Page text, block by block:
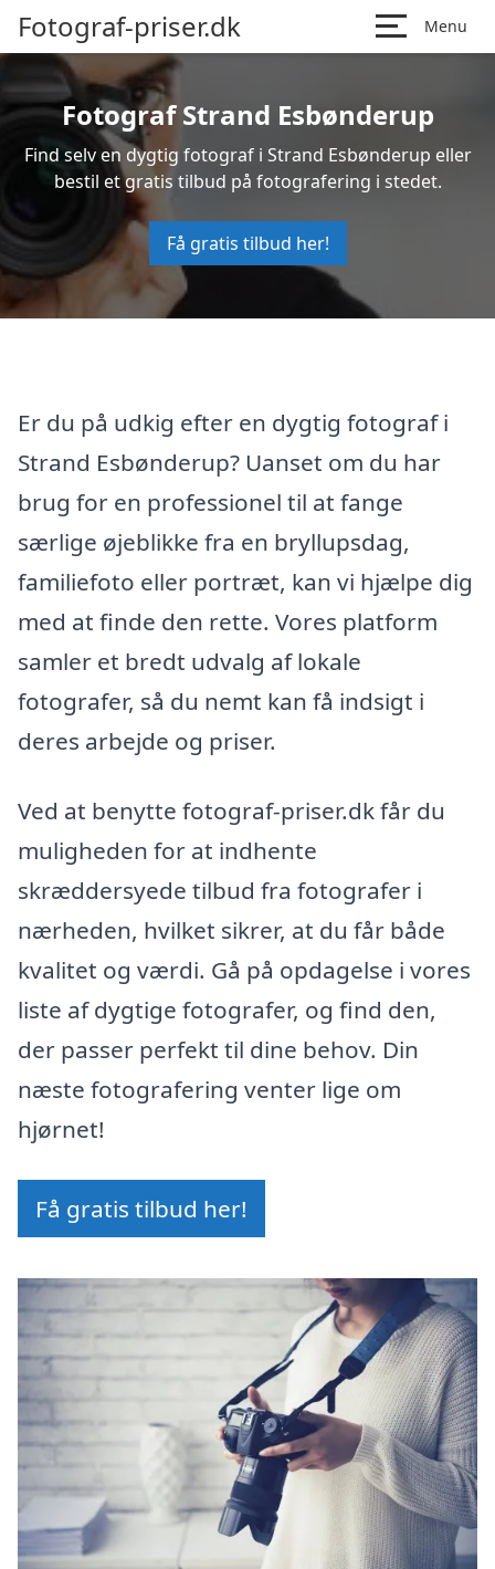
Fotograf-priser.dk Menu
Fotograf Strand Esbønderup
Find selv en dygtig fotograf i Strand Esbønderup eller
bestil et gratis tilbud på fotografering i stedet.
Få gratis tilbud her!
Er du på udkig efter en dygtig fotograf i
Strand Esbønderup? Uanset om du har
brug for en professionel til at fange
særlige øjeblikke fra en bryllupsdag,
familiefoto eller portræt, kan vi hjælpe dig
med at finde den rette. Vores platform
samler et bredt udvalg af lokale
fotografer, så du nemt kan få indsigt i
deres arbejde og priser.
Ved at benytte fotograf-priser.dk får du
muligheden for at indhente
skræddersyede tilbud fra fotografer i
nærheden, hvilket sikrer, at du får både
kvalitet og værdi. Gå på opdagelse i vores
liste af dygtige fotografer, og find den,
der passer perfekt til dine behov. Din
næste fotografering venter lige om
hjørnet!
Få gratis tilbud her!